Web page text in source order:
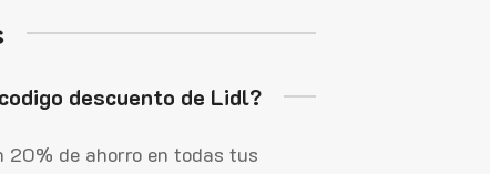
descuento de Lidl?
20% de ahorro en todas tus